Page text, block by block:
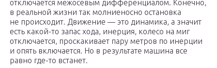
отключается межосевым дифференциалом. Конечно,
в реальной жизни так молниеносно остановка
не происходит. Движение — это динамика, а значит
есть какой-то запас хода, инерция, колесо на миг
отключается, проскакивает пару метров по инерции
и опять включается. Но в результате машина все
равно где-то встанет.